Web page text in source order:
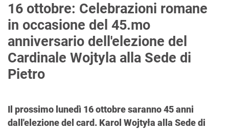
16 ottobre: Celebrazioni romane
in occasione del 45.mo
anniversario dell'elezione del
Cardinale Wojtyla alla Sede di
Pietro
Il prossimo lunedì 16 ottobre saranno 45 anni
dall'elezione del card. Karol Wojtyła alla Sede di